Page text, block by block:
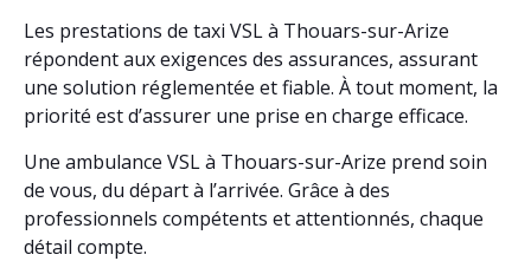
Les prestations de taxi VSL à Thouars-sur-Arize
répondent aux exigences des assurances, assurant
une solution réglementée et fiable. À tout moment, la
priorité est d’assurer une prise en charge efficace.
Une ambulance VSL à Thouars-sur-Arize prend soin
de vous, du départ à l’arrivée. Grâce à des
professionnels compétents et attentionnés, chaque
détail compte.